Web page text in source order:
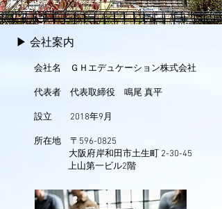
▶︎ 会社案内​
会社名 ＧＨエデュケーション株式会社
代表者 代表取締役 鳴尾 真平
設立​ 2018年9月
所在地 〒596-0825
大阪府岸和田市土生町 2-30-45
上山第一ビル2階